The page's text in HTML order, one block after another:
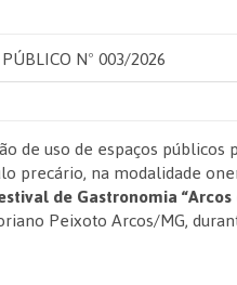
Nº 003/2026
de uso de espaços públicos
precário, na modalidade
deGastronomia
Peixoto Arcos/MG,